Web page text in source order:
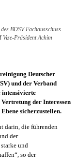
BDSV Fachausschuss
Präsident Achim
Deutscher
und der Verband
intensivierte
der Interessen
sicherzustellen.
darin, die führenden
der
und
so der